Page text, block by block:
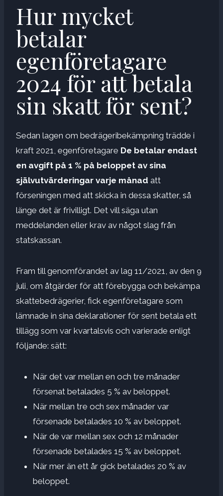
Hur mycket
betalar
egenföretagare
2024 för att betala
sin skatt för sent?
Sedan lagen om bedrägeribekämpning trädde i
kraft 2021, egenföretagare De betalar endast
en avgift på 1 % på beloppet av sina
självutvärderingar varje månad att
förseningen med att skicka in dessa skatter, så
länge det är frivilligt. Det vill säga utan
meddelanden eller krav av något slag från
statskassan.
Fram till genomförandet av lag 11/2021, av den 9
juli, om åtgärder för att förebygga och bekämpa
skattebedrägerier, fick egenföretagare som
lämnade in sina deklarationer för sent betala ett
tillägg som var kvartalsvis och varierade enligt
följande: sätt:
När det var mellan en och tre månader
försenat betalades 5 % av beloppet.
När mellan tre och sex månader var
försenade betalades 10 % av beloppet.
När de var mellan sex och 12 månader
försenade betalades 15 % av beloppet.
När mer än ett år gick betalades 20 % av
beloppet.